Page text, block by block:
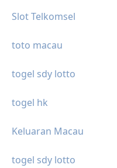
Slot Telkomsel
toto macau
togel sdy lotto
togel hk
Keluaran Macau
togel sdy lotto